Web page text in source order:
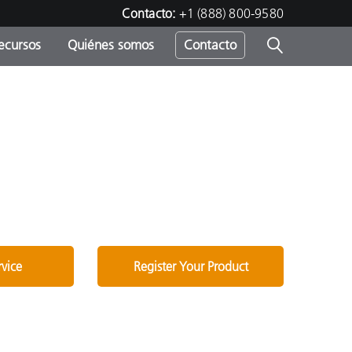
Contacto: +1 (888) 800-9580
Quiénes somos Contacto
Register Your Product